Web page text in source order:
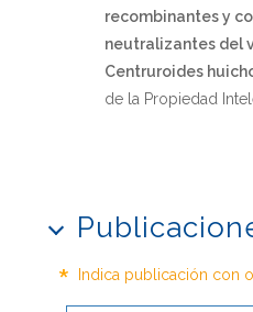
recombinantes y
neutralizantes del
Centruroides
de la Propiedad
* Indica publicación con